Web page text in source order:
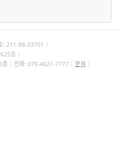
: 211-88-33701
호
층
전화: 070-4021-7777
문의